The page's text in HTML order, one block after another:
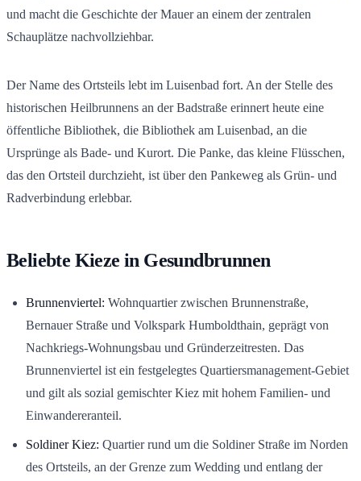
und macht die Geschichte der Mauer an einem der zentralen
Schauplätze nachvollziehbar.
Der Name des Ortsteils lebt im Luisenbad fort. An der Stelle des
historischen Heilbrunnens an der Badstraße erinnert heute eine
öffentliche Bibliothek, die Bibliothek am Luisenbad, an die
Ursprünge als Bade- und Kurort. Die Panke, das kleine Flüsschen,
das den Ortsteil durchzieht, ist über den Pankeweg als Grün- und
Radverbindung erlebbar.
Beliebte Kieze in Gesundbrunnen
Brunnenviertel: Wohnquartier zwischen Brunnenstraße,
Bernauer Straße und Volkspark Humboldthain, geprägt von
Nachkriegs-Wohnungsbau und Gründerzeitresten. Das
Brunnenviertel ist ein festgelegtes Quartiersmanagement-Gebiet
und gilt als sozial gemischter Kiez mit hohem Familien- und
Einwandereranteil.
Soldiner Kiez: Quartier rund um die Soldiner Straße im Norden
des Ortsteils, an der Grenze zum Wedding und entlang der